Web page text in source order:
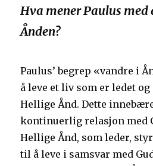
Hva mener Paulus med
Ånden?
Paulus’ begrep «vandre i
å leve et liv som er ledet
Hellige Ånd. Dette
kontinuerlig relasjon med
Hellige Ånd, som leder,
til å leve i samsvar med